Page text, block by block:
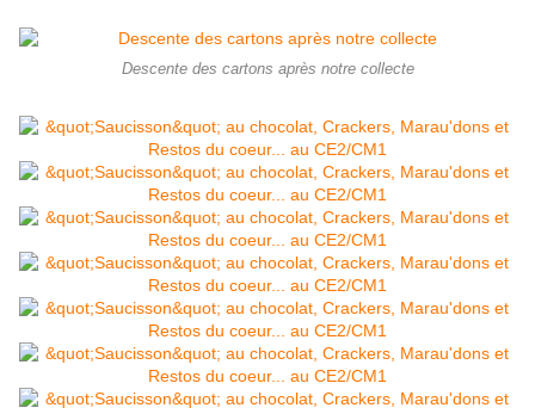
Descente des cartons après notre collecte